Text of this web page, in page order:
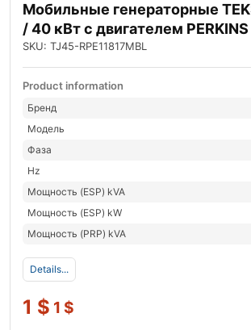
Мобильные генераторные
/ 40 кВт с двигателем
SKU: TJ45-RPE11817MBL
Product information
Бренд
Модель
Фаза
Hz
Мощность (ESP) kVA
Мощность (ESP) kW
Мощность (PRP) kVA
Details...
1 $ 1 $